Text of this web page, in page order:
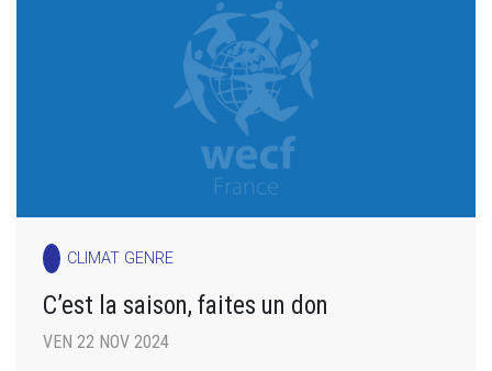
CLIMAT GENRE
C’est la saison, faites un don
VEN 22 NOV 2024